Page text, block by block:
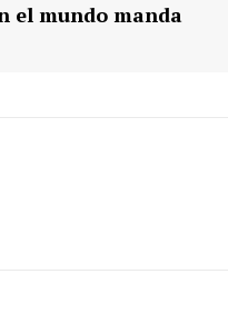
el mundo manda